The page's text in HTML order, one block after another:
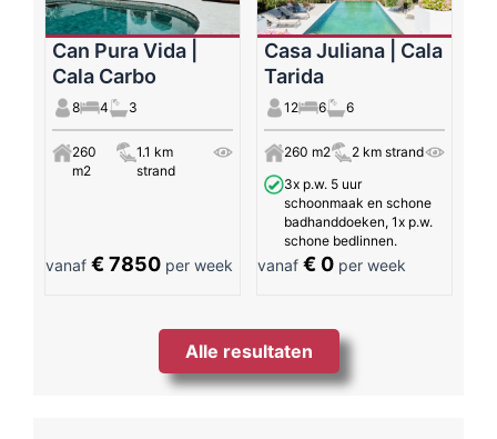
Can Pura Vida |
Cala Carbo
8 4 3
260
m2
1.1 km
strand
vanaf € 7850 per week
Casa Juliana | Cala
Tarida
12 6 6
260 m2
2 km strand
3x p.w. 5 uur
schoonmaak en schone
badhanddoeken, 1x p.w.
schone bedlinnen.
vanaf€ 0 per week
Alle resultaten